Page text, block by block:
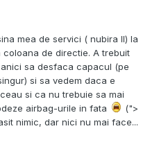
mea de servici ( nubira II) la
de directie. A trebuit
sa desfaca capacul (pe
si sa vedem daca e
si ca nu trebuie sa mai
airbag-urile in fata
(">
nimic, dar nici nu mai face...